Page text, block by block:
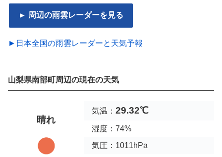
► 周辺の雨雲レーダーを見る
►日本全国の雨雲レーダーと天気予報
山梨県南部町周辺の現在の天気
晴れ
気温： 29.32℃
湿度：74%
気圧：1011hPa